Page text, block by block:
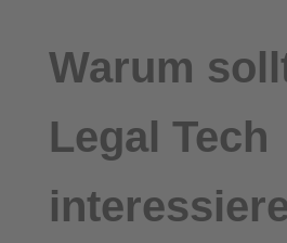
Warum
Legal Tech